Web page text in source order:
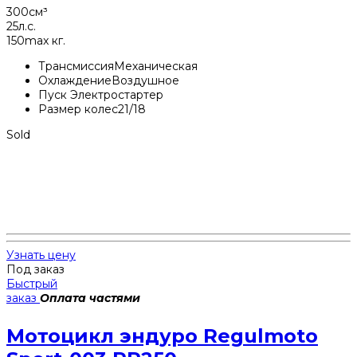
300см³
25л.с.
150max кг.
ТрансмиссияМеханическая
ОхлаждениеВоздушное
Пуск Электростартер
Размер колес21/18
Sold
Узнать цену
Под заказ
Быстрый
заказ Оплата частями
Мотоцикл эндуро Regulmoto